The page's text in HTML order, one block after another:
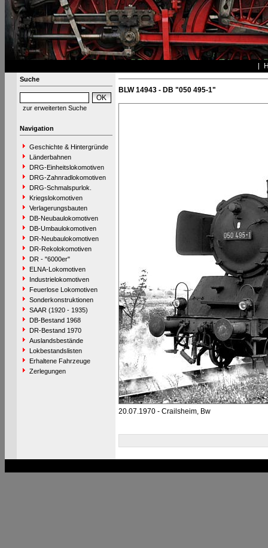
Suche
zur erweiterten Suche
Navigation
Geschichte & Hintergründe
Länderbahnen
DRG-Einheitslokomotiven
DRG-Zahnradlokomotiven
DRG-Schmalspurlok.
Kriegslokomotiven
Verlagerungsbauten
DB-Neubaulokomotiven
DB-Umbaulokomotiven
DR-Neubaulokomotiven
DR-Rekolokomotiven
DR - "6000er"
ELNA-Lokomotiven
Industrielokomotiven
Feuerlose Lokomotiven
Sonderkonstruktionen
SAAR (1920 - 1935)
DB-Bestand 1968
DR-Bestand 1970
Auslandsbestände
Lokbestandslisten
Erhaltene Fahrzeuge
Zerlegungen
BLW 14943 - DB "050 495-1"
20.07.1970 - Crailsheim, Bw